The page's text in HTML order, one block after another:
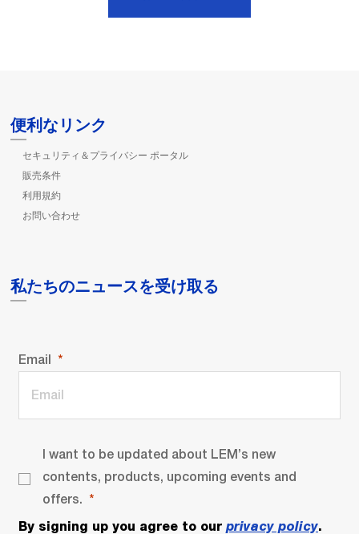
便利なリンク
セキュリティ＆プライバシー ポータル
販売条件
利用規約
お問い合わせ
私たちのニュースを受け取る
Email
I want to be updated about LEM’s new
contents, products, upcoming events and
offers.
By signing up you agree to our privacy policy.